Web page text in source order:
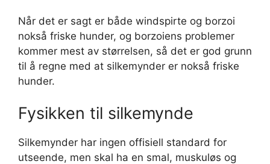
Når det er sagt er både windspirte og borzoi
nokså friske hunder, og borzoiens problemer
kommer mest av størrelsen, så det er god grunn
til å regne med at silkemynder er nokså friske
hunder.
Fysikken til silkemynde
Silkemynder har ingen offisiell standard for
utseende, men skal ha en smal, muskuløs og